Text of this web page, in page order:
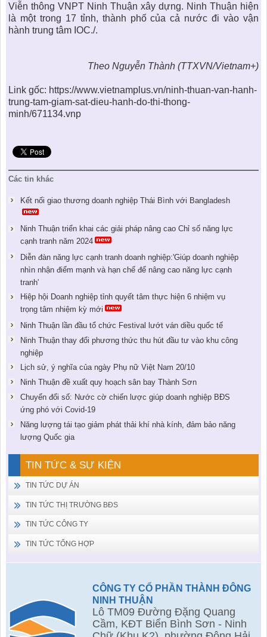
Viễn thông VNPT Ninh Thuận xây dựng. Ninh Thuận hiện
là một trong 17 tỉnh, thành phố của cả nước đi vào vận
hành trung tâm IOC./.
Theo Nguyễn Thành (TTXVN/Vietnam+)
Link gốc: https://www.vietnamplus.vn/ninh-thuan-van-hanh-
trung-tam-giam-sat-dieu-hanh-do-thi-thong-
minh/671134.vnp
Các tin khác
Kết nối giao thương doanh nghiệp Thái Bình với Bangladesh
Ninh Thuận triển khai các giải pháp nâng cao Chỉ số năng lực
cạnh tranh năm 2024
Diễn đàn năng lực cạnh tranh doanh nghiệp:'Giúp doanh nghiệp
nhìn nhận điểm mạnh và hạn chế để nâng cao năng lực cạnh
tranh'
Hiệp hội Doanh nghiệp tỉnh quyết tâm thực hiện 6 nhiệm vụ
trọng tâm nhiệm kỳ mới
Ninh Thuận lần đầu tổ chức Festival lướt ván diều quốc tế
Ninh Thuận thay đổi phương thức thu hút đầu tư vào khu công
nghiệp
Lịch sử, ý nghĩa của ngày Phụ nữ Việt Nam 20/10
Ninh Thuận đề xuất quy hoạch sân bay Thành Sơn
Chuyển đổi số: Nước cờ chiến lược giúp doanh nghiệp BĐS
ứng phó với Covid-19
Năng lượng tái tạo giảm phát thải khí nhà kính, đảm bảo năng
lượng Quốc gia
TIN TỨC & SỰ KIỆN
TIN TỨC DỰ ÁN
TIN TỨC THỊ TRƯỜNG BĐS
TIN TỨC CÔNG TY
TIN TỨC TỔNG HỢP
CÔNG TY CỔ PHẦN THÀNH ĐÔNG
NINH THUẬN
Lô TM09 Đường Đặng Quang
Cầm, KĐT Biển Bình Sơn - Ninh